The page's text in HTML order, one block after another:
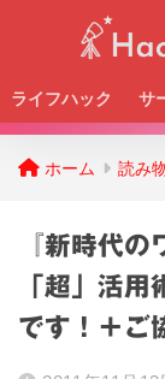
ライフハック サ
ホーム 読み
『新時代
「超」活
です！＋